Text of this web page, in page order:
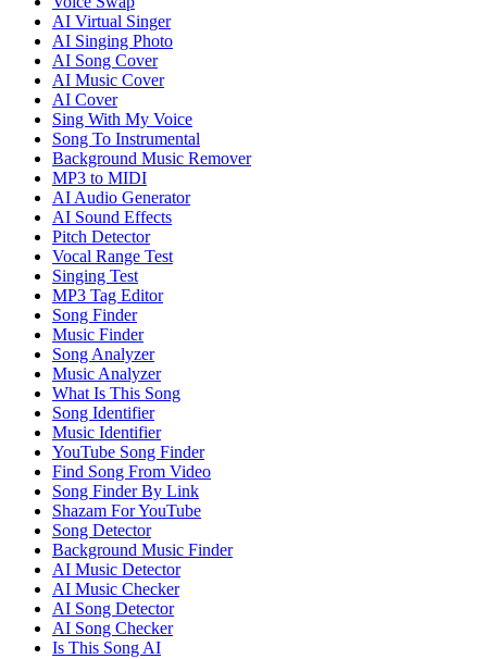
AI Virtual Singer
AI Singing Photo
AI Song Cover
AI Music Cover
AI Cover
Sing With My Voice
Song To Instrumental
Background Music Remover
MP3 to MIDI
AI Audio Generator
AI Sound Effects
Pitch Detector
Vocal Range Test
Singing Test
MP3 Tag Editor
Song Finder
Music Finder
Song Analyzer
Music Analyzer
What Is This Song
Song Identifier
Music Identifier
YouTube Song Finder
Find Song From Video
Song Finder By Link
Shazam For YouTube
Song Detector
Background Music Finder
AI Music Detector
AI Music Checker
AI Song Detector
AI Song Checker
Is This Song AI